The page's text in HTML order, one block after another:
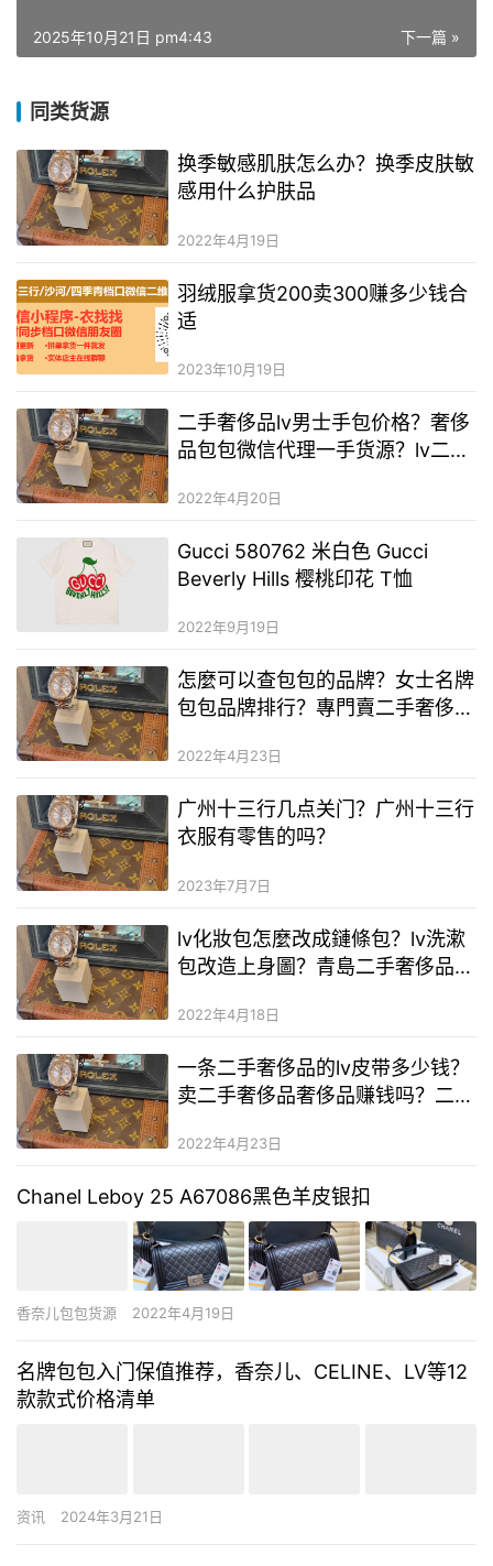
下一篇 »
2025年10月21日 pm4:43
同类货源
换季敏感肌肤怎么办？换季皮肤敏
感用什么护肤品
2022年4月19日
羽绒服拿货200卖300赚多少钱合
适
2023年10月19日
二手奢侈品lv男士手包价格？奢侈
品包包微信代理一手货源？lv二手
2022年4月20日
Gucci 580762 米白色 Gucci
Beverly Hills 樱桃印花 T恤
2022年9月19日
怎麼可以查包包的品牌？女士名牌
包包品牌排行？專門賣二手奢侈品
2022年4月23日
广州十三行几点关门？广州十三行
衣服有零售的吗？
2023年7月7日
lv化妝包怎麼改成鏈條包？lv洗漱
包改造上身圖？青島二手奢侈品二
2022年4月18日
一条二手奢侈品的lv皮带多少钱？
卖二手奢侈品奢侈品赚钱吗？二手
2022年4月23日
Chanel Leboy 25 A67086黑色羊皮银扣
香奈儿包包货源 2022年4月19日
名牌包包入门保值推荐，香奈儿、CELINE、LV等12
款款式价格清单
资讯 2024年3月21日